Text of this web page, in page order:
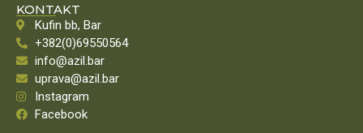
KONTAKT
Kufin bb, Bar
+382(0)69550564
info@azil.bar
uprava@azil.bar
Instagram
Facebook